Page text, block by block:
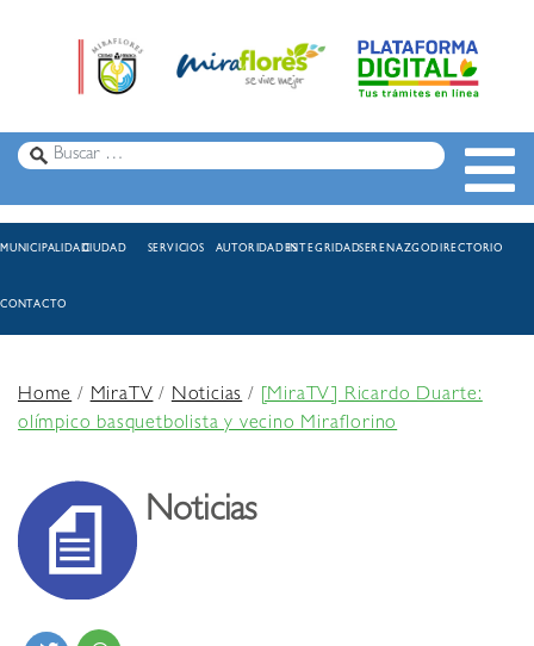
MUNICIPALIDADCIUDAD SERVICIOS AUTORIDADESINTEGRIDADSERENAZGODIRECTORIO
CONTACTO
Home/MiraTV/Noticias/
[MiraTV] Ricardo Duarte:
olímpico basquetbolista y vecino Miraflorino
Noticias